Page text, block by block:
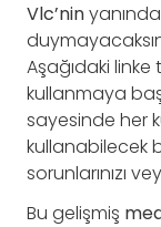
Vlc’nin
Aşağıdaki
kullanmaya
sayesinde her
kullanabilecek
sorunlarınızı
Bu gelişmiş